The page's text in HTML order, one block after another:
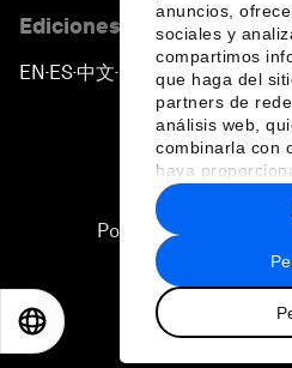
anuncios,
sociales y
compartimos
que haga del
partners de
análisis web,
combinarla con
haya
recopilado a
hecho de sus
Ediciones en otros
EN ▪ ES▪中文▪ 日本語
Política de privacidad
2026 Foro